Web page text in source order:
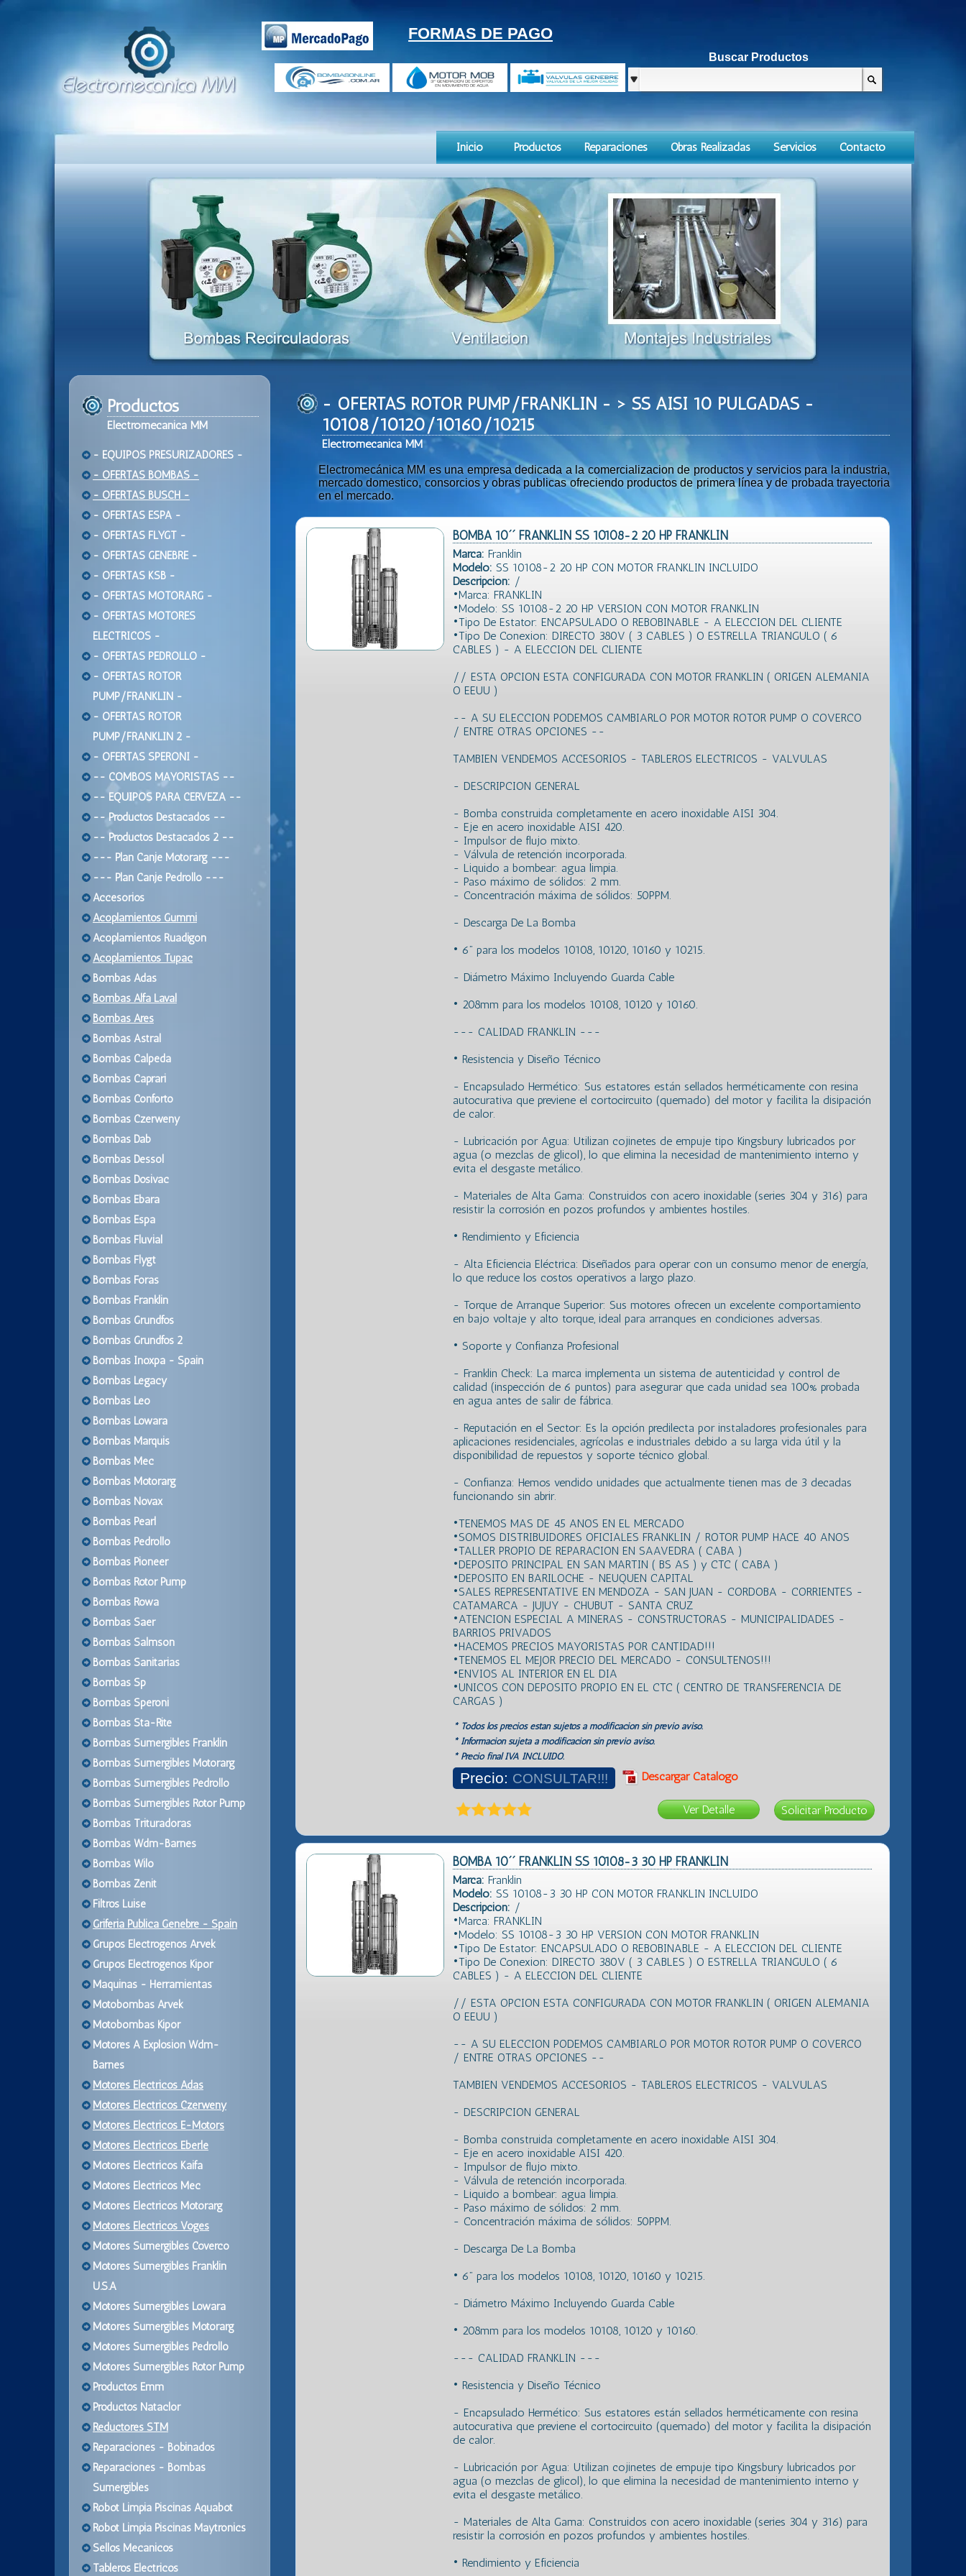
FORMAS DE PAGO
Buscar Productos
Inicio Productos Reparaciones Obras Realizadas Servicios Contacto
Productos
Electromecanica MM
- EQUIPOS PRESURIZADORES -
- OFERTAS BOMBAS -
- OFERTAS BUSCH -
- OFERTAS ESPA -
- OFERTAS FLYGT -
- OFERTAS GENEBRE -
- OFERTAS KSB -
- OFERTAS MOTORARG -
- OFERTAS MOTORES
ELECTRICOS -
- OFERTAS PEDROLLO -
- OFERTAS ROTOR
PUMP/FRANKLIN -
- OFERTAS ROTOR
PUMP/FRANKLIN 2 -
- OFERTAS SPERONI -
-- COMBOS MAYORISTAS --
-- EQUIPOS PARA CERVEZA --
-- Productos Destacados --
-- Productos Destacados 2 --
--- Plan Canje Motorarg ---
--- Plan Canje Pedrollo ---
Accesorios
Acoplamientos Gummi
Acoplamientos Ruadigon
Acoplamientos Tupac
Bombas Adas
Bombas Alfa Laval
Bombas Ares
Bombas Astral
Bombas Calpeda
Bombas Caprari
Bombas Conforto
Bombas Czerweny
Bombas Dab
Bombas Dessol
Bombas Dosivac
Bombas Ebara
Bombas Espa
Bombas Fluvial
Bombas Flygt
Bombas Foras
Bombas Franklin
Bombas Grundfos
Bombas Grundfos 2
Bombas Inoxpa - Spain
Bombas Legacy
Bombas Leo
Bombas Lowara
Bombas Marquis
Bombas Mec
Bombas Motorarg
Bombas Novax
Bombas Pearl
Bombas Pedrollo
Bombas Pioneer
Bombas Rotor Pump
Bombas Rowa
Bombas Saer
Bombas Salmson
Bombas Sanitarias
Bombas Sp
Bombas Speroni
Bombas Sta-Rite
Bombas Sumergibles Franklin
Bombas Sumergibles Motorarg
Bombas Sumergibles Pedrollo
Bombas Sumergibles Rotor Pump
Bombas Trituradoras
Bombas Wdm-Barnes
Bombas Wilo
Bombas Zenit
Filtros Luise
Griferia Publica Genebre - Spain
Grupos Electrogenos Arvek
Grupos Electrogenos Kipor
Maquinas - Herramientas
Motobombas Arvek
Motobombas Kipor
Motores A Explosion Wdm-
Barnes
Motores Electricos Adas
Motores Electricos Czerweny
Motores Electricos E-Motors
Motores Electricos Eberle
Motores Electricos Kaifa
Motores Electricos Mec
Motores Electricos Motorarg
Motores Electricos Voges
Motores Sumergibles Coverco
Motores Sumergibles Franklin
U.S.A
Motores Sumergibles Lowara
Motores Sumergibles Motorarg
Motores Sumergibles Pedrollo
Motores Sumergibles Rotor Pump
Productos Emm
Productos Nataclor
Reductores STM
Reparaciones - Bobinados
Reparaciones - Bombas
Sumergibles
Robot Limpia Piscinas Aquabot
Robot Limpia Piscinas Maytronics
Sellos Mecanicos
Tableros Electricos
- OFERTAS ROTOR PUMP/FRANKLIN - > SS AISI 10 PULGADAS -
10108/10120/10160/10215
Electromecanica MM
Electromecánica MM es una empresa dedicada a la comercializacion de productos y servicios para la industria,
mercado domestico, consorcios y obras publicas ofreciendo productos de primera línea y de probada trayectoria
en el mercado.
BOMBA 10´´ FRANKLIN SS 10108-2 20 HP FRANKLIN
Marca: Franklin
Modelo: SS 10108-2 20 HP CON MOTOR FRANKLIN INCLUIDO
Descripción: /
•Marca: FRANKLIN
•Modelo: SS 10108-2 20 HP VERSION CON MOTOR FRANKLIN
•Tipo De Estator: ENCAPSULADO O REBOBINABLE - A ELECCION DEL CLIENTE
•Tipo De Conexion: DIRECTO 380V ( 3 CABLES ) O ESTRELLA TRIANGULO ( 6
CABLES ) - A ELECCION DEL CLIENTE
// ESTA OPCION ESTA CONFIGURADA CON MOTOR FRANKLIN ( ORIGEN ALEMANIA
O EEUU )
-- A SU ELECCION PODEMOS CAMBIARLO POR MOTOR ROTOR PUMP O COVERCO
/ ENTRE OTRAS OPCIONES --
TAMBIEN VENDEMOS ACCESORIOS - TABLEROS ELECTRICOS - VALVULAS
- DESCRIPCION GENERAL
- Bomba construida completamente en acero inoxidable AISI 304.
- Eje en acero inoxidable AISI 420.
- Impulsor de flujo mixto.
- Válvula de retención incorporada.
- Liquido a bombear: agua limpia.
- Paso máximo de sólidos: 2 mm.
- Concentración máxima de sólidos: 50PPM.
- Descarga De La Bomba
• 6” para los modelos 10108, 10120, 10160 y 10215.
- Diámetro Máximo Incluyendo Guarda Cable
• 208mm para los modelos 10108, 10120 y 10160.
--- CALIDAD FRANKLIN ---
• Resistencia y Diseño Técnico
- Encapsulado Hermético: Sus estatores están sellados herméticamente con resina
autocurativa que previene el cortocircuito (quemado) del motor y facilita la disipación
de calor.
- Lubricación por Agua: Utilizan cojinetes de empuje tipo Kingsbury lubricados por
agua (o mezclas de glicol), lo que elimina la necesidad de mantenimiento interno y
evita el desgaste metálico.
- Materiales de Alta Gama: Construidos con acero inoxidable (series 304 y 316) para
resistir la corrosión en pozos profundos y ambientes hostiles.
• Rendimiento y Eficiencia
- Alta Eficiencia Eléctrica: Diseñados para operar con un consumo menor de energía,
lo que reduce los costos operativos a largo plazo.
- Torque de Arranque Superior: Sus motores ofrecen un excelente comportamiento
en bajo voltaje y alto torque, ideal para arranques en condiciones adversas.
• Soporte y Confianza Profesional
- Franklin Check: La marca implementa un sistema de autenticidad y control de
calidad (inspección de 6 puntos) para asegurar que cada unidad sea 100% probada
en agua antes de salir de fábrica.
- Reputación en el Sector: Es la opción predilecta por instaladores profesionales para
aplicaciones residenciales, agrícolas e industriales debido a su larga vida útil y la
disponibilidad de repuestos y soporte técnico global.
- Confianza: Hemos vendido unidades que actualmente tienen mas de 3 decadas
funcionando sin abrir.
•TENEMOS MAS DE 45 ANOS EN EL MERCADO
•SOMOS DISTRIBUIDORES OFICIALES FRANKLIN / ROTOR PUMP HACE 40 ANOS
•TALLER PROPIO DE REPARACION EN SAAVEDRA ( CABA )
•DEPOSITO PRINCIPAL EN SAN MARTIN ( BS AS ) y CTC ( CABA )
•DEPOSITO EN BARILOCHE - NEUQUEN CAPITAL
•SALES REPRESENTATIVE EN MENDOZA - SAN JUAN - CORDOBA - CORRIENTES -
CATAMARCA - JUJUY - CHUBUT - SANTA CRUZ
•ATENCION ESPECIAL A MINERAS - CONSTRUCTORAS - MUNICIPALIDADES -
BARRIOS PRIVADOS
•HACEMOS PRECIOS MAYORISTAS POR CANTIDAD!!!
•TENEMOS EL MEJOR PRECIO DEL MERCADO - CONSULTENOS!!!
•ENVIOS AL INTERIOR EN EL DIA
•UNICOS CON DEPOSITO PROPIO EN EL CTC ( CENTRO DE TRANSFERENCIA DE
CARGAS )
* Todos los precios estan sujetos a modificación sin previo aviso.
* Información sujeta a modificación sin previo aviso.
* Precio final IVA INCLUIDO.
Precio: CONSULTAR!!! Descargar Catálogo
Ver Detalle
BOMBA 10´´ FRANKLIN SS 10108-3 30 HP FRANKLIN
Marca: Franklin
Modelo: SS 10108-3 30 HP CON MOTOR FRANKLIN INCLUIDO
Descripción: /
•Marca: FRANKLIN
•Modelo: SS 10108-3 30 HP VERSION CON MOTOR FRANKLIN
•Tipo De Estator: ENCAPSULADO O REBOBINABLE - A ELECCION DEL CLIENTE
•Tipo De Conexion: DIRECTO 380V ( 3 CABLES ) O ESTRELLA TRIANGULO ( 6
CABLES ) - A ELECCION DEL CLIENTE
// ESTA OPCION ESTA CONFIGURADA CON MOTOR FRANKLIN ( ORIGEN ALEMANIA
O EEUU )
-- A SU ELECCION PODEMOS CAMBIARLO POR MOTOR ROTOR PUMP O COVERCO
/ ENTRE OTRAS OPCIONES --
TAMBIEN VENDEMOS ACCESORIOS - TABLEROS ELECTRICOS - VALVULAS
- DESCRIPCION GENERAL
- Bomba construida completamente en acero inoxidable AISI 304.
- Eje en acero inoxidable AISI 420.
- Impulsor de flujo mixto.
- Válvula de retención incorporada.
- Liquido a bombear: agua limpia.
- Paso máximo de sólidos: 2 mm.
- Concentración máxima de sólidos: 50PPM.
- Descarga De La Bomba
• 6” para los modelos 10108, 10120, 10160 y 10215.
- Diámetro Máximo Incluyendo Guarda Cable
• 208mm para los modelos 10108, 10120 y 10160.
--- CALIDAD FRANKLIN ---
• Resistencia y Diseño Técnico
- Encapsulado Hermético: Sus estatores están sellados herméticamente con resina
autocurativa que previene el cortocircuito (quemado) del motor y facilita la disipación
de calor.
- Lubricación por Agua: Utilizan cojinetes de empuje tipo Kingsbury lubricados por
agua (o mezclas de glicol), lo que elimina la necesidad de mantenimiento interno y
evita el desgaste metálico.
- Materiales de Alta Gama: Construidos con acero inoxidable (series 304 y 316) para
resistir la corrosión en pozos profundos y ambientes hostiles.
• Rendimiento y Eficiencia